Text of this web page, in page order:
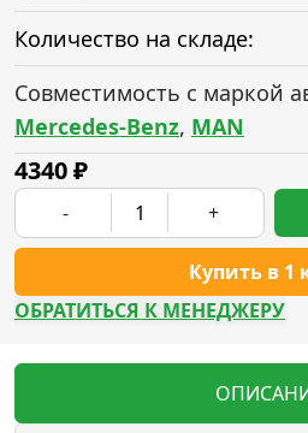
Количество на складе:
Совместимость с маркой
Mercedes-Benz, MAN
4340₽
- +
Купить в 1
ОБРАТИТЬСЯ К МЕНЕДЖЕРУ